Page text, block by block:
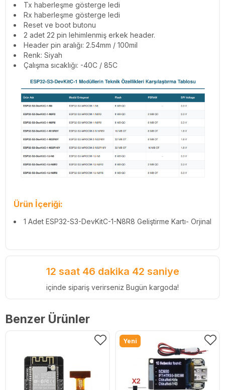
Tx haberleşme gösterge ledi
Rx haberleşme gösterge ledi
Reset ve boot butonu
2 adet 22 pin lehimlenmiş erkek header.
Header pin aralığı: 2.54mm / 100mil
Renk: Siyah
Çalışma sıcaklığı: -40C / 85C
Ürün İçeriği:
1 Adet ESP32-S3-DevKitC-1-N8R8 Geliştirme Kartı- Orjinal
12 saat 46 dakika 41 saniye
içinde sipariş verirseniz Bugün kargoda!
Benzer Ürünler
Yeni